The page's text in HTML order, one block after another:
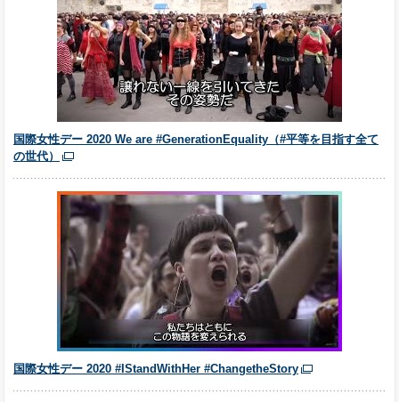
国際女性デー 2020 We are #GenerationEquality（#平等を目指す全て
の世代）
国際女性デー 2020 #IStandWithHer #ChangetheStory